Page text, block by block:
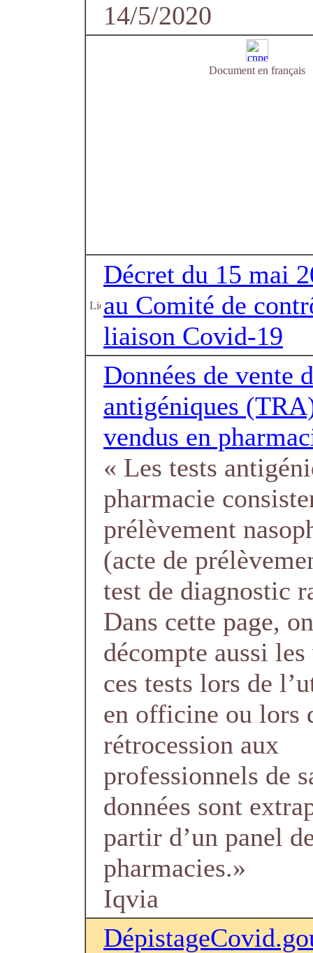
14/5/2020
Document en français
Décret du 15 mai
au Comité de
liaison Covid-19
Données de vente
antigéniques
vendus en
« Les tests
pharmacie
prélèvement
(acte de
test de diagnostic
Dans cette page, on
décompte aussi les
ces tests lors de
en officine ou lors
rétrocession aux
professionnels de
données sont
partir d’un panel
pharmacies.»
Iqvia